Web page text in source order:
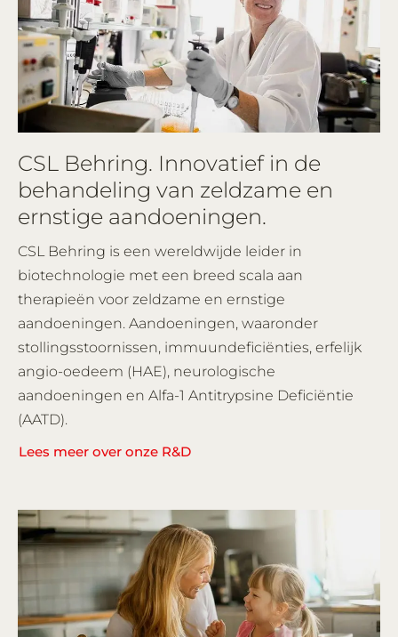
CSL Behring. Innovatief in de
behandeling van zeldzame en
ernstige aandoeningen.
CSL Behring is een wereldwijde leider in
biotechnologie met een breed scala aan
therapieën voor zeldzame en ernstige
aandoeningen. Aandoeningen, waaronder
stollingsstoornissen, immuundeficiënties, erfelijk
angio-oedeem (HAE), neurologische
aandoeningen en Alfa-1 Antitrypsine Deficiëntie
(AATD).
Lees meer over onze R&D